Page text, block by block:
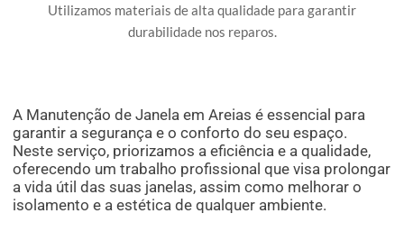
Utilizamos materiais de alta qualidade para garantir
durabilidade nos reparos.
A Manutenção de Janela em Areias é essencial para
garantir a segurança e o conforto do seu espaço.
Neste serviço, priorizamos a eficiência e a qualidade,
oferecendo um trabalho profissional que visa prolongar
a vida útil das suas janelas, assim como melhorar o
isolamento e a estética de qualquer ambiente.